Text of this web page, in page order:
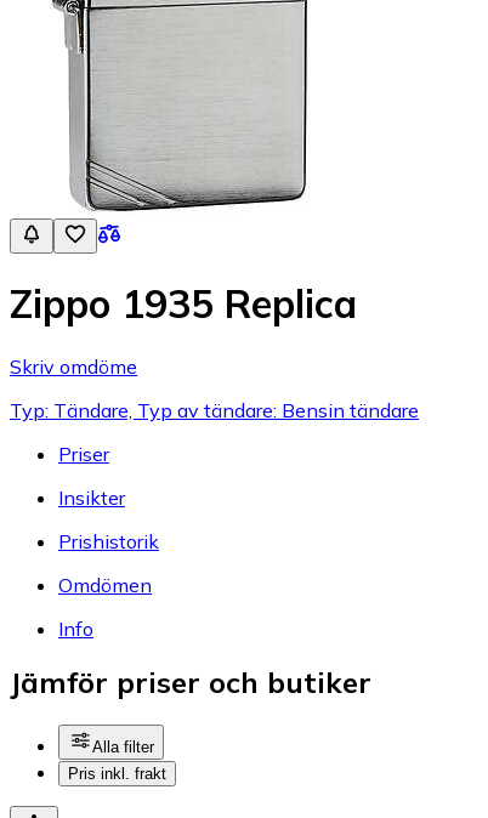
Zippo 1935 Replica
Skriv omdöme
Typ: Tändare, Typ av tändare: Bensin tändare
Priser
Insikter
Prishistorik
Omdömen
Info
Jämför priser och butiker
Alla filter
Pris inkl. frakt